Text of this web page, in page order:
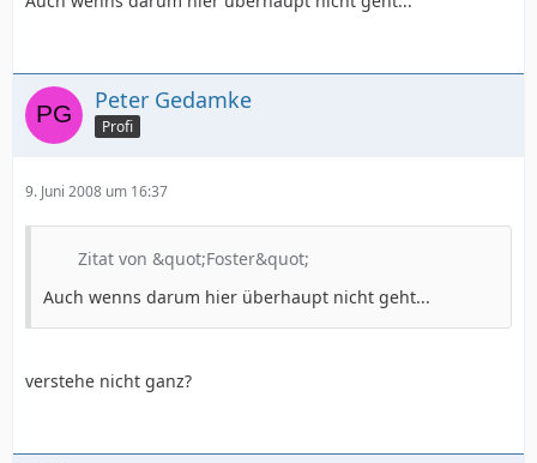
Peter Gedamke
Profi
9. Juni 2008 um 16:37
Zitat von &quot;Foster&quot;
Auch wenns darum hier überhaupt nicht geht...
verstehe nicht ganz?